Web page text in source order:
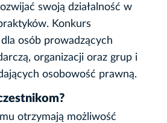
swoją działalność w
Konkurs
osób prowadzących
organizacji oraz grup i
osobowość prawną.
otrzymają możliwość